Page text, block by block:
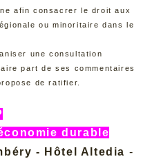
afin consacrer le droit aux
ou minoritaire dans le
une consultation
part de ses commentaires
de ratifier.
durable
- Hôtel Altedia -